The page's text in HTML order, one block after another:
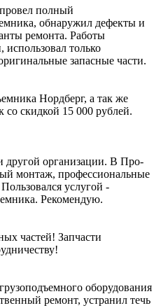
полный
обнаружил дефекты и
ремонта. Работы
только
запасные части.
Нордберг, а так же
скидкой 15 000 рублей.
другой организации. В Про-
монтаж, профессиональные
услугой -
Рекомендую.
частей! Запчасти
оборудования
ремонт, устранил течь